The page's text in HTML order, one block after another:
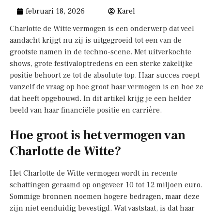
februari 18, 2026
Karel
Charlotte de Witte vermogen is een onderwerp dat veel
aandacht krijgt nu zij is uitgegroeid tot een van de
grootste namen in de techno-scene. Met uitverkochte
shows, grote festivaloptredens en een sterke zakelijke
positie behoort ze tot de absolute top. Haar succes roept
vanzelf de vraag op hoe groot haar vermogen is en hoe ze
dat heeft opgebouwd. In dit artikel krijg je een helder
beeld van haar financiële positie en carrière.
Hoe groot is het vermogen van
Charlotte de Witte?
Het Charlotte de Witte vermogen wordt in recente
schattingen geraamd op ongeveer 10 tot 12 miljoen euro.
Sommige bronnen noemen hogere bedragen, maar deze
zijn niet eenduidig bevestigd. Wat vaststaat, is dat haar